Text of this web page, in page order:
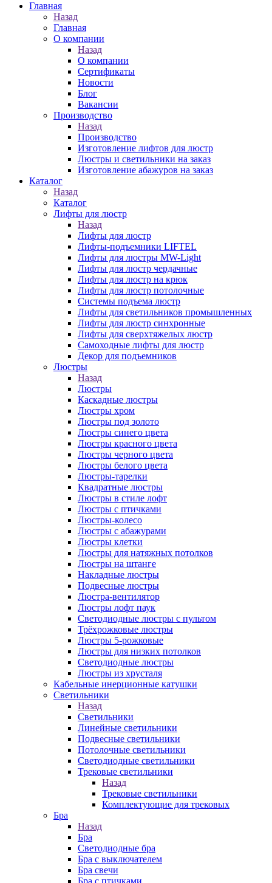
Главная
Назад
Главная
О компании
Назад
О компании
Сертификаты
Новости
Блог
Вакансии
Производство
Назад
Производство
Изготовление лифтов для люстр
Люстры и светильники на заказ
Изготовление абажуров на заказ
Каталог
Назад
Каталог
Лифты для люстр
Назад
Лифты для люстр
Лифты-подъемники LIFTEL
Лифты для люстры MW-Light
Лифты для люстр чердачные
Лифты для люстр на крюк
Лифты для люстр потолочные
Системы подъема люстр
Лифты для светильников промышленных
Лифты для люстр синхронные
Лифты для сверхтяжелых люстр
Самоходные лифты для люстр
Декор для подъемников
Люстры
Назад
Люстры
Каскадные люстры
Люстры хром
Люстры под золото
Люстры синего цвета
Люстры красного цвета
Люстры черного цвета
Люстры белого цвета
Люстры-тарелки
Квадратные люстры
Люстры в стиле лофт
Люстры с птичками
Люстры-колесо
Люстры с абажурами
Люстры клетки
Люстры для натяжных потолков
Люстры на штанге
Накладные люстры
Подвесные люстры
Люстра-вентилятор
Люстры лофт паук
Светодиодные люстры с пультом
Трёхрожковые люстры
Люстры 5-рожковые
Люстры для низких потолков
Cветодиодные люстры
Люстры из хрусталя
Кабельные инерционные катушки
Светильники
Назад
Светильники
Линейные светильники
Подвесные светильники
Потолочные светильники
Светодиодные светильники
Трековые светильники
Назад
Трековые светильники
Комплектующие для трековых
Бра
Назад
Бра
Светодиодные бра
Бра с выключателем
Бра свечи
Бра с птичками